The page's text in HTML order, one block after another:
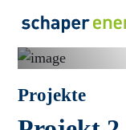
Projekte